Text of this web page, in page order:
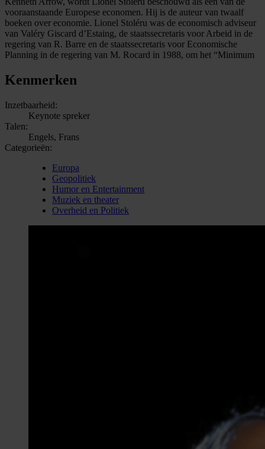
vooraanstaande Europese economen. Hij is de auteur van twaalf
boeken over economie. Lionel Stoléru was de economisch adviseur
van Valéry Giscard d’Estaing, de staatssecretaris voor Arbeid in de
regering van R. Barre en de staatssecretaris voor Economische
Planning in de regering van M. Rocard in 1988, om het “Minimum
Kenmerken
Inzetbaarheid:
Keynote spreker
Talen:
Engels, Frans
Categorieën:
Europa
Geopolitiek
Humor en Entertainment
Muziek en theater
Overheid en Politiek